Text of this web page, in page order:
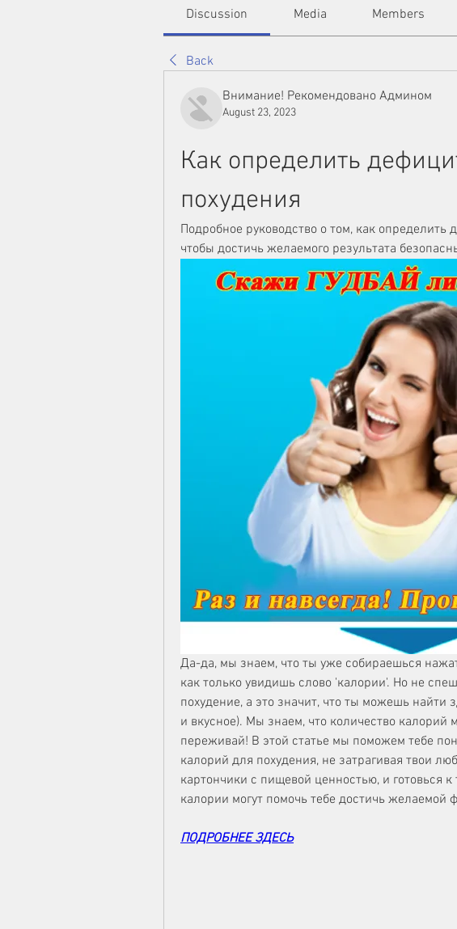
Discussion Media Members
Back
Внимание! Рекомендовано Админом
August 23, 2023
Как определить
похудения
Подробное руководство о том, как определить
чтобы достичь желаемого результата
Да-да, мы знаем, что ты уже собираешься
как только увидишь слово 'калории'. Но не
похудение, а это значит, что ты можешь найти
и вкусное). Мы знаем, что количество
переживай! В этой статье мы поможем тебе
калорий для похудения, не затрагивая твои
картончики с пищевой ценностью, и готовься
калории могут помочь тебе достичь желаемой
ПОДРОБНЕЕ ЗДЕСЬ